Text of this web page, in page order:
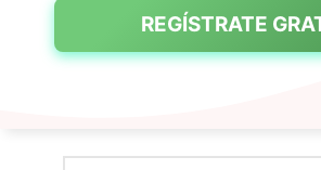
REGÍSTRATE